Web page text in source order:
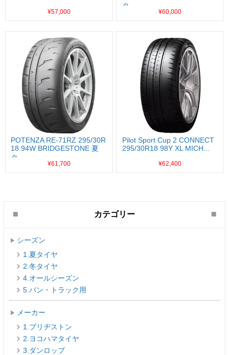
¥57,000
タ...
¥60,000
POTENZA RE-71RZ 295/30R
18 94W BRIDGESTONE 夏
タ...
¥61,700
Pilot Sport Cup 2 CONNECT
295/30R18 98Y XL MICH...
¥62,400
カテゴリー
シーズン
1.夏タイヤ
2.冬タイヤ
4.オールシーズン
5.バン・トラック用
メーカー
1.ブリヂストン
2.ヨコハマタイヤ
3.ダンロップ